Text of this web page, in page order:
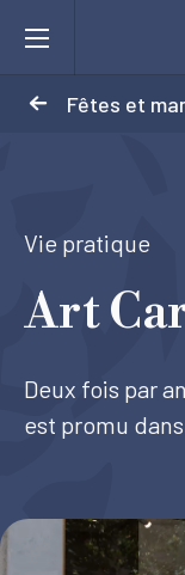
Fêtes et
Mairie
Vie pratique
Actualités
Agenda
Lieux
Vie pratique
Art
Deux fois par
est promu